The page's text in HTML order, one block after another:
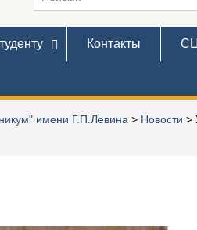
Контакты
имени Г.П.Левина > Новости >